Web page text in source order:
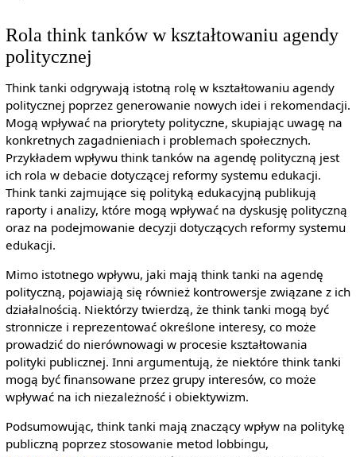
Rola think tanków w kształtowaniu agendy
politycznej
Think tanki odgrywają istotną rolę w kształtowaniu agendy
politycznej poprzez generowanie nowych idei i rekomendacji.
Mogą wpływać na priorytety polityczne, skupiając uwagę na
konkretnych zagadnieniach i problemach społecznych.
Przykładem wpływu think tanków na agendę polityczną jest
ich rola w debacie dotyczącej reformy systemu edukacji.
Think tanki zajmujące się polityką edukacyjną publikują
raporty i analizy, które mogą wpływać na dyskusję polityczną
oraz na podejmowanie decyzji dotyczących reformy systemu
edukacji.
Mimo istotnego wpływu, jaki mają think tanki na agendę
polityczną, pojawiają się również kontrowersje związane z ich
działalnością. Niektórzy twierdzą, że think tanki mogą być
stronnicze i reprezentować określone interesy, co może
prowadzić do nierównowagi w procesie kształtowania
polityki publicznej. Inni argumentują, że niektóre think tanki
mogą być finansowane przez grupy interesów, co może
wpływać na ich niezależność i obiektywizm.
Podsumowując, think tanki mają znaczący wpływ na politykę
publiczną poprzez stosowanie metod lobbingu,